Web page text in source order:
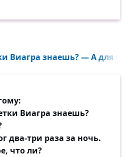
Виагра знаешь? — А для
Виагра знаешь?
два-три раза за ночь.
что ли?